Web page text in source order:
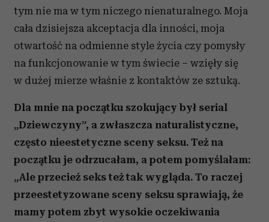
tym nie ma w tym niczego nienaturalnego. Moja
cała dzisiejsza akceptacja dla inności, moja
otwartość na odmienne style życia czy pomysły
na funkcjonowanie w tym świecie – wzięły się
w dużej mierze właśnie z kontaktów ze sztuką.
Dla mnie na początku szokujący był serial
„Dziewczyny”, a zwłaszcza naturalistyczne,
często nieestetyczne sceny seksu. Też na
początku je odrzucałam, a potem pomyślałam:
„Ale przecież seks też tak wygląda. To raczej
przeestetyzowane sceny seksu sprawiają, że
mamy potem zbyt wysokie oczekiwania